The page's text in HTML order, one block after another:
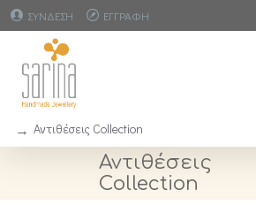
ΣΥΝΔΕΣΗ ΕΓΓΡΑΦΗ
Αντιθέσεις Collection
Αντιθέσεις
Collection